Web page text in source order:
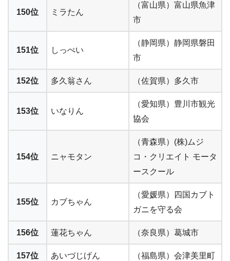
150位 ミラたん
（富山県）富山県魚津
市
151位 しっぺい
（静岡県）静岡県磐田
市
152位 多久翁さん （佐賀県）多久市
153位 いなりん
（愛知県）豊川市観光
協会
154位 ニャモタン
（青森県）(株)ムジ
コ・クリエイト モータ
ースクール
155位 カブちゃん
（愛媛県）四国カブト
ガニを守る会
156位 蓮花ちゃん （奈良県）葛城市
157位 あいづじげん （福島県）会津美里町